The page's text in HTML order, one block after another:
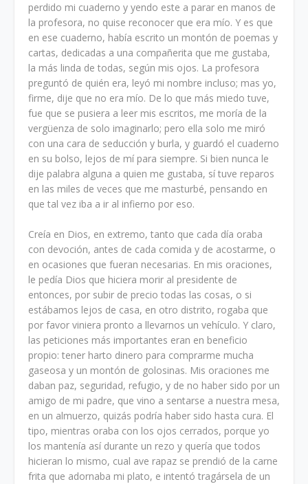
perdido mi cuaderno y yendo este a parar en manos de
la profesora, no quise reconocer que era mío. Y es que
en ese cuaderno, había escrito un montón de poemas y
cartas, dedicadas a una compañerita que me gustaba,
la más linda de todas, según mis ojos. La profesora
preguntó de quién era, leyó mi nombre incluso; mas yo,
firme, dije que no era mío. De lo que más miedo tuve,
fue que se pusiera a leer mis escritos, me moría de la
vergüenza de solo imaginarlo; pero ella solo me miró
con una cara de seducción y burla, y guardó el cuaderno
en su bolso, lejos de mí para siempre. Si bien nunca le
dije palabra alguna a quien me gustaba, sí tuve reparos
en las miles de veces que me masturbé, pensando en
que tal vez iba a ir al infierno por eso.
Creía en Dios, en extremo, tanto que cada día oraba
con devoción, antes de cada comida y de acostarme, o
en ocasiones que fueran necesarias. En mis oraciones,
le pedía Dios que hiciera morir al presidente de
entonces, por subir de precio todas las cosas, o si
estábamos lejos de casa, en otro distrito, rogaba que
por favor viniera pronto a llevarnos un vehículo. Y claro,
las peticiones más importantes eran en beneficio
propio: tener harto dinero para comprarme mucha
gaseosa y un montón de golosinas. Mis oraciones me
daban paz, seguridad, refugio, y de no haber sido por un
amigo de mi padre, que vino a sentarse a nuestra mesa,
en un almuerzo, quizás podría haber sido hasta cura. El
tipo, mientras oraba con los ojos cerrados, porque yo
los mantenía así durante un rezo y quería que todos
hicieran lo mismo, cual ave rapaz se prendió de la carne
frita que adornaba mi plato, e intentó tragársela de un